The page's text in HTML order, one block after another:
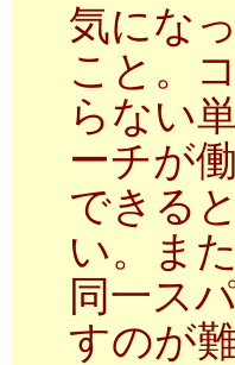
気にな
こと。
らない
ーチが
できる
い。ま
同一ス
すのが